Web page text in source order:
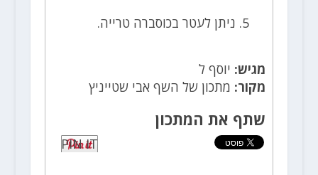
5. ניתן לעטר בכוסברה טרייה.
מגיש: יוסף ל
מקור: מתכון של השף אבי שטייניץ
שתף את המתכון
PIN IT